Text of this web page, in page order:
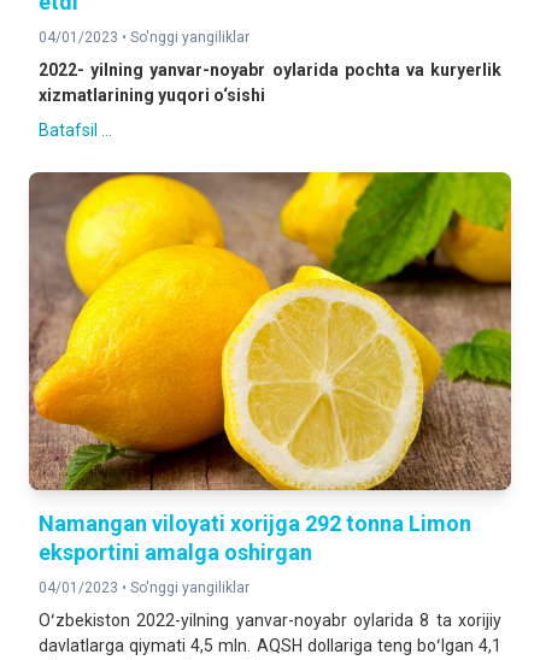
04/01/2023 • So'nggi yangiliklar
2022- yilning yanvar-noyabr oylarida pochta va kuryerlik
xizmatlarining yuqori o‘sishi
Batafsil ...
Namangan viloyati xorijga 292 tonna Limon
eksportini amalga oshirgan
04/01/2023 • So'nggi yangiliklar
Oʻzbekiston 2022-yilning yanvar-noyabr oylarida 8 ta xorijiy
davlatlarga qiymati 4,5 mln. AQSH dollariga teng boʻlgan 4,1